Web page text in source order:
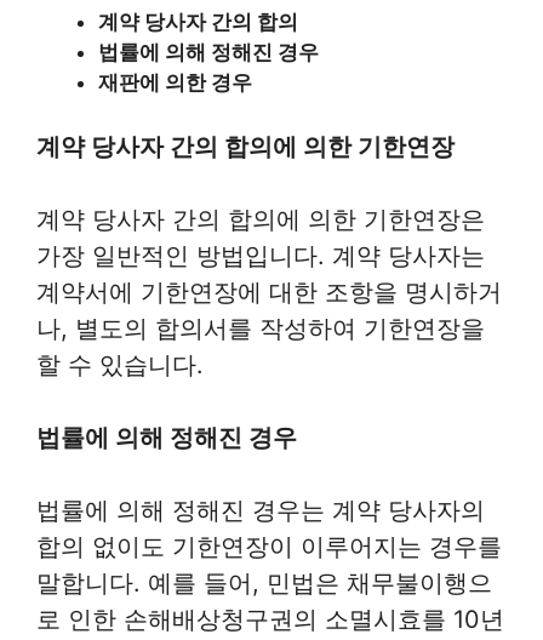
계약 당사자 간의 합의
법률에 의해 정해진 경우
재판에 의한 경우
계약 당사자 간의 합의에 의한 기한연장
계약 당사자 간의 합의에 의한 기한연장은
가장 일반적인 방법입니다. 계약 당사자는
계약서에 기한연장에 대한 조항을 명시하거
나, 별도의 합의서를 작성하여 기한연장을
할 수 있습니다.
법률에 의해 정해진 경우
법률에 의해 정해진 경우는 계약 당사자의
합의 없이도 기한연장이 이루어지는 경우를
말합니다. 예를 들어, 민법은 채무불이행으
로 인한 손해배상청구권의 소멸시효를 10년